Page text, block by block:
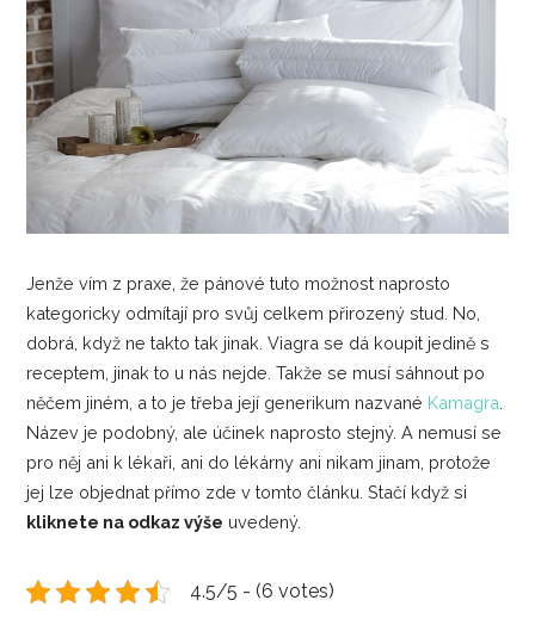
Jenže vím z praxe, že pánové tuto možnost naprosto
kategoricky odmítají pro svůj celkem přirozený stud. No,
dobrá, když ne takto tak jinak. Viagra se dá koupit jedině s
receptem, jinak to u nás nejde. Takže se musí sáhnout po
něčem jiném, a to je třeba její generikum nazvané Kamagra
Název je podobný, ale účinek naprosto stejný. A nemusí se
pro něj ani k lékaři, ani do lékárny ani nikam jinam, protože
jej lze objednat přímo zde v tomto článku. Stačí když si
kliknete na odkaz výše uvedený.
4.5/5 - (6 votes)